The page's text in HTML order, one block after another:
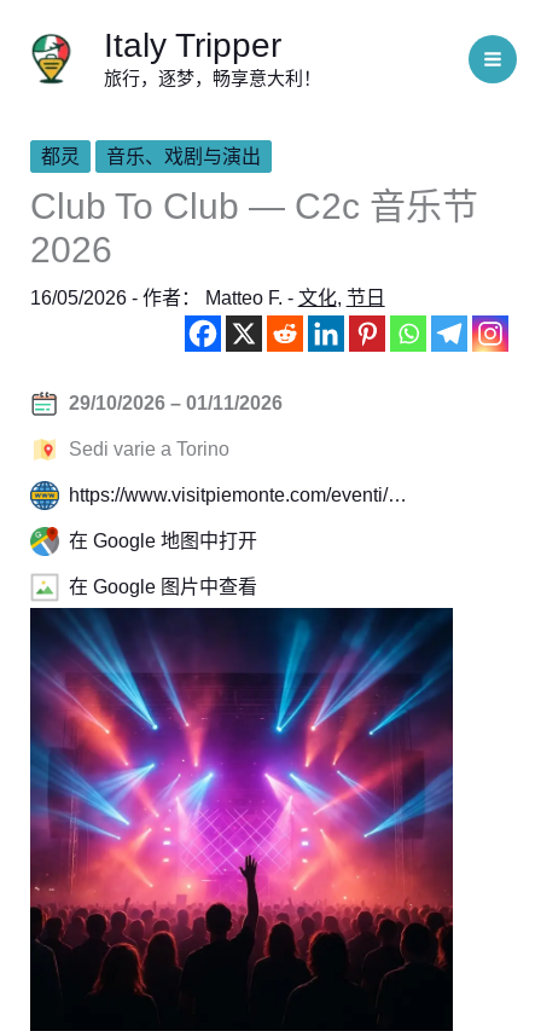
Italy Tripper
旅行，逐梦，畅享意大利！
都灵 音乐、戏剧与演出
Club To Club — C2c 音乐节
2026
16/05/2026 - 作者： Matteo F. - 文化, 节日
29/10/2026 – 01/11/2026
Sedi varie a Torino
https://www.visitpiemonte.com/eventi/…
在 Google 地图中打开
在 Google 图片中查看